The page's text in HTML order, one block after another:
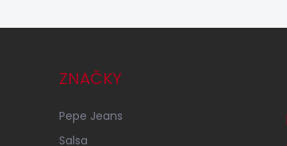
ZNAČKY
Pepe Jeans
Salsa